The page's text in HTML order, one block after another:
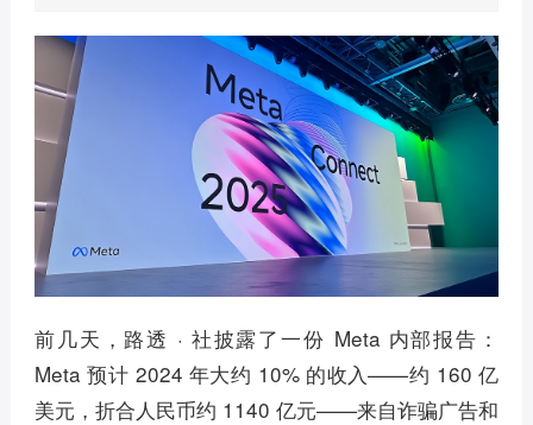
前几天，路透 · 社披露了一份 Meta 内部报告：
Meta 预计 2024 年大约 10% 的收入——约 160 亿
美元，折合人民币约 1140 亿元——来自诈骗广告和